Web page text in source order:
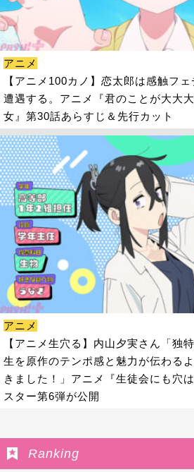
アニメ
【アニメ100カノ】恋太郎は感触フ
遭遇する。アニメ『君のことが大大
女』第30話あらすじ＆先行カット
アニメ
【アニメ生穴る】内山夕実さん「独
生を原作のテンポ感と魅力が伝わる
きました！」アニメ『生徒会にも穴
スター第6弾が公開
Ranking